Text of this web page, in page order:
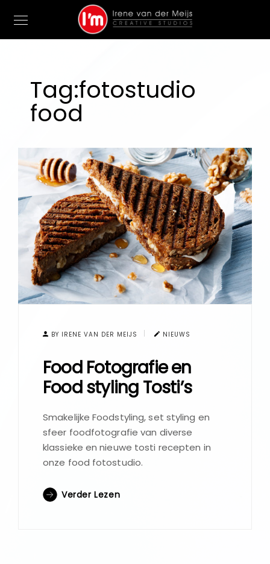
Tag:fotostudio
food
BY IRENE VAN DER MEIJS NIEUWS
Food Fotografie en
Food styling Tosti’s
Smakelijke Foodstyling, set styling en
sfeer foodfotografie van diverse
klassieke en nieuwe tosti recepten in
onze food fotostudio.
Verder Lezen